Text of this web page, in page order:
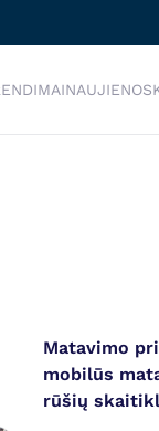
NAUJIENOS
Matavimo
mobilūs
rūšių